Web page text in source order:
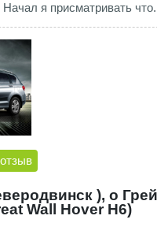
Начал я присматривать
), о
Wall Hover H6)